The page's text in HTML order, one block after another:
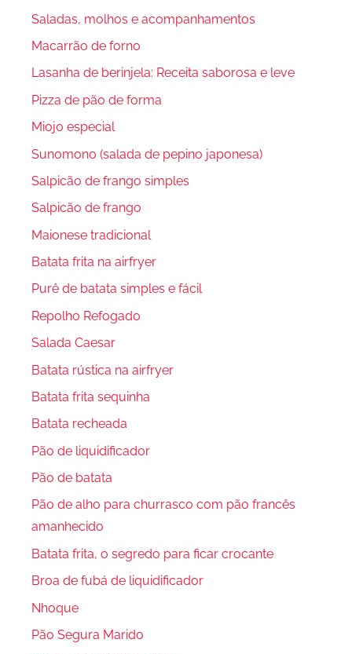
Saladas, molhos e acompanhamentos
Macarrão de forno
Lasanha de berinjela: Receita saborosa e leve
Pizza de pão de forma
Miojo especial
Sunomono (salada de pepino japonesa)
Salpicão de frango simples
Salpicão de frango
Maionese tradicional
Batata frita na airfryer
Purê de batata simples e fácil
Repolho Refogado
Salada Caesar
Batata rústica na airfryer
Batata frita sequinha
Batata recheada
Pão de liquidificador
Pão de batata
Pão de alho para churrasco com pão francês
amanhecido
Batata frita, o segredo para ficar crocante
Broa de fubá de liquidificador
Nhoque
Pão Segura Marido